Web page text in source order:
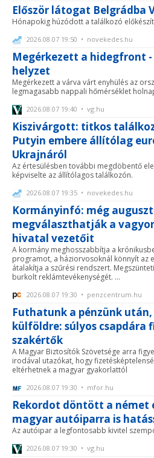
Először látogat Belgrádba
Hónapokig húzódott a találkozó
2026.08.07 19:50 • novekedes.hu
Megérkezett a hidegfront
helyzet
Megérkezett a várva várt enyhülés az
legmagasabb nappali hőmérséklet
2026.08.07 19:40 • vg.hu
Kiszivárgott: titkos
Putyin embere állítólag
Ukrajnáról
Az értesülésben további megdöbentő
képviselte az állítólagos találkozón.
2026.08.07 19:35 • novekedes.hu
Kormányinfó: még
megválaszthatják a
hivatal vezetőit
A kormány meghosszabbítja a
programot, a háziorvosoknál könnyít az
átalakítja a szűrési rendszert.
burkolt reklámtevékenységét. ...
2026.08.07 19:30 • penzcentrum.hu
Futhatunk a pénzünk
külföldre: súlyos csapdára
szakértők
A Magyar Biztosítók Szövetsége arra
irodával utazókat, hogy
eltérhetnek a magyar gyakorlattól
2026.08.07 19:30 • mfor.hu
Rekordot döntött a német
magyar autóiparra is
Az autóipar a legfontosabb kivitel
2026.08.07 19:30 • vg.hu